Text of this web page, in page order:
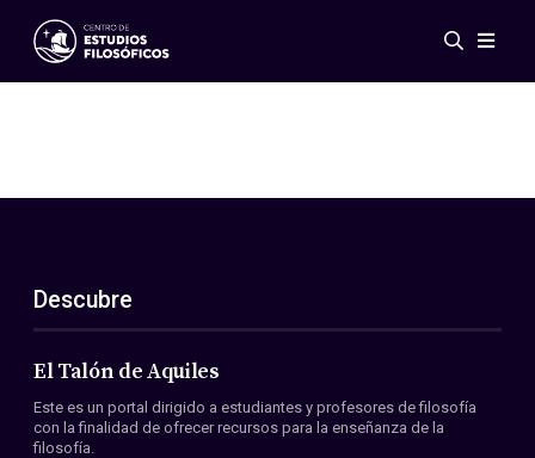
Eventos
ES
EN
Acerca de nosotros
Miembros
Convenios
Descubre
El Talón de Aquiles
Este es un portal dirigido a estudiantes y profesores de filosofía
con la finalidad de ofrecer recursos para la enseñanza de la
filosofía.